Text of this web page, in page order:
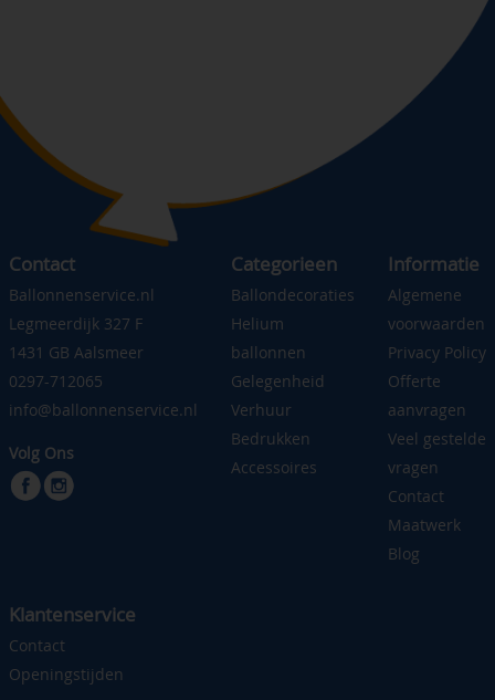
Contact
Ballonnenservice.nl
Legmeerdijk 327 F
1431 GB Aalsmeer
0297-712065
info@ballonnenservice.nl
Volg Ons
Categorieen
Ballondecoraties
Helium
ballonnen
Gelegenheid
Verhuur
Bedrukken
Accessoires
Informatie
Algemene
voorwaarden
Privacy Policy
Offerte
aanvragen
Veel gestelde
vragen
Contact
Maatwerk
Blog
Klantenservice
Contact
Openingstijden